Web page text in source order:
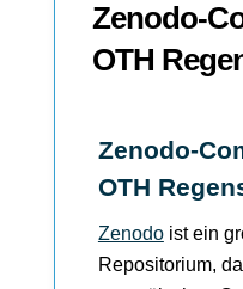
Zenodo-
OTH
Zenodo-
OTH
Zenodoist ein
Repositorium,